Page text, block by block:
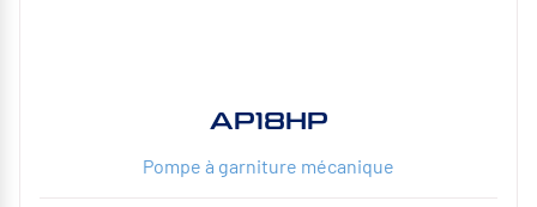
AP18HP
Pompe à garniture mécanique